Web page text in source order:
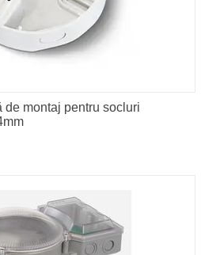
de montaj pentru socluri